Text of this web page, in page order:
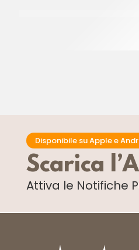
Disponibile su Apple e
Scarica
Attiva le Notifiche